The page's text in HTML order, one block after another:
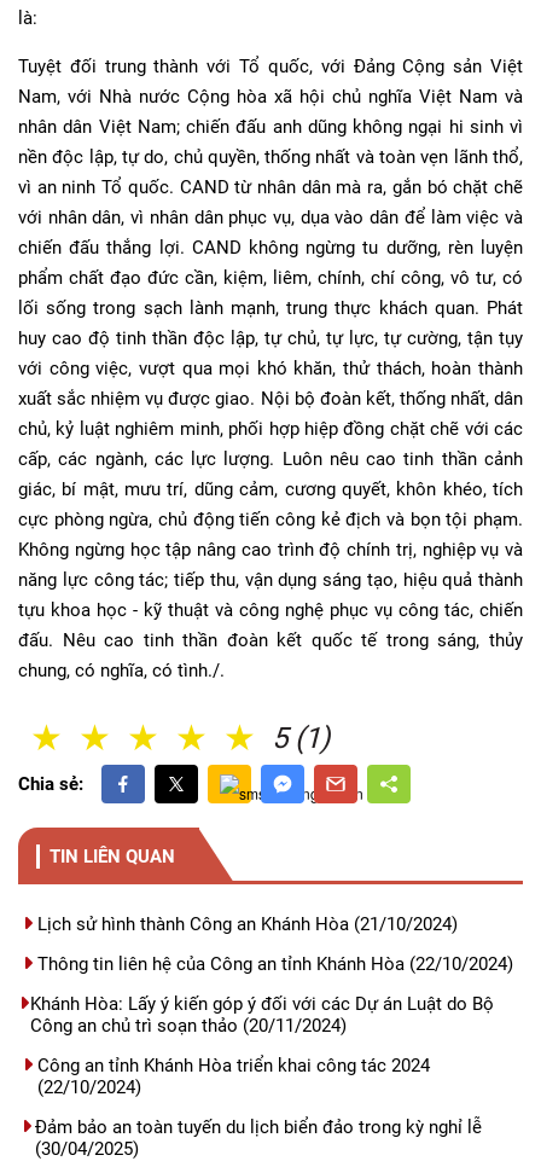
là:
Tuyệt đối trung thành với Tổ quốc, với Đảng Cộng sản Việt
Nam, với Nhà nước Cộng hòa xã hội chủ nghĩa Việt Nam và
nhân dân Việt Nam; chiến đấu anh dũng không ngại hi sinh vì
nền độc lập, tự do, chủ quyền, thống nhất và toàn vẹn lãnh thổ,
vì an ninh Tổ quốc. CAND từ nhân dân mà ra, gắn bó chặt chẽ
với nhân dân, vì nhân dân phục vụ, dụa vào dân để làm việc và
chiến đấu thắng lợi. CAND không ngừng tu dưỡng, rèn luyện
phẩm chất đạo đức cần, kiệm, liêm, chính, chí công, vô tư, có
lối sống trong sạch lành mạnh, trung thực khách quan. Phát
huy cao độ tinh thần độc lập, tự chủ, tự lực, tự cường, tận tụy
với công việc, vượt qua mọi khó khăn, thử thách, hoàn thành
xuất sắc nhiệm vụ được giao. Nội bộ đoàn kết, thống nhất, dân
chủ, kỷ luật nghiêm minh, phối hợp hiệp đồng chặt chẽ với các
cấp, các ngành, các lực lượng. Luôn nêu cao tinh thần cảnh
giác, bí mật, mưu trí, dũng cảm, cương quyết, khôn khéo, tích
cực phòng ngừa, chủ động tiến công kẻ địch và bọn tội phạm.
Không ngừng học tập nâng cao trình độ chính trị, nghiệp vụ và
năng lực công tác; tiếp thu, vận dụng sáng tạo, hiệu quả thành
tựu khoa học - kỹ thuật và công nghệ phục vụ công tác, chiến
đấu. Nêu cao tinh thần đoàn kết quốc tế trong sáng, thủy
chung, có nghĩa, có tình./.
5 (1)
5 Sao
4 Sao
3 Sao
2 Sao
1 Sao
Chia sẻ:
TIN LIÊN QUAN
Lịch sử hình thành Công an Khánh Hòa (21/10/2024)
Thông tin liên hệ của Công an tỉnh Khánh Hòa (22/10/2024)
Khánh Hòa: Lấy ý kiến góp ý đối với các Dự án Luật do Bộ
Công an chủ trì soạn thảo (20/11/2024)
Công an tỉnh Khánh Hòa triển khai công tác 2024
(22/10/2024)
Đảm bảo an toàn tuyến du lịch biển đảo trong kỳ nghỉ lễ
(30/04/2025)